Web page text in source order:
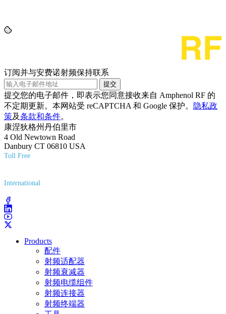
订阅并与安费诺射频保持联系
提交
提交您的电子邮件，即表示您同意接收来自 Amphenol RF 的
不定期更新。本网站受 reCAPTCHA 和 Google 保护。
隐私政
策及条款和条件。
康涅狄格州丹伯里市
4 Old Newtown Road
Danbury CT 06810 USA
Toll Free
International
Products
配件
射频适配器
射频衰减器
射频电缆组件
射频连接器
射频终端器